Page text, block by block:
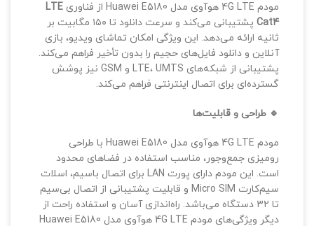
مودم 4G LTE هوآوی مدل Huawei E5180 از فناوری
LTE
Cat4
پشتیبانی می‌کند و سرعت دانلود تا ۱۵۰ مگابیت بر
ثانیه ارائه می‌دهد. این ویژگی امکان تماشای ویدیو، بازی
آنلاین و دانلود فایل‌های حجیم را بدون تأخیر فراهم می‌کند.
پشتیبانی از شبکه‌های LTE، UMTS و GSM نیز پوشش
گسترده‌ای برای اتصال اینترنتی فراهم می‌کند.
🔹 طراحی و قابلیت‌ها
مودم 4G LTE هوآوی مدل Huawei E5180 با طراحی
رومیزی جمع‌وجور، مناسب استفاده در فضاهای محدود
است. این مودم دارای پورت LAN برای اتصال باسیم، اسلات
سیم‌کارت Micro SIM و قابلیت پشتیبانی از اتصال بی‌سیم
تا ۳۲ دستگاه می‌باشد. راه‌اندازی آسان و استفاده راحت از
دیگر ویژگی‌های مودم 4G LTE هوآوی مدل Huawei E5180